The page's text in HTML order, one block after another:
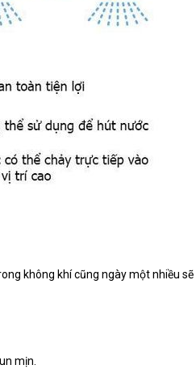
không khí cũng ngày một nhiều
mịn.